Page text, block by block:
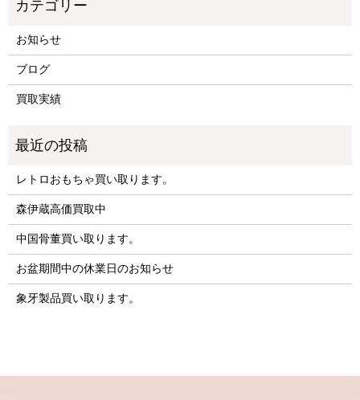
お知らせ
ブログ
買取実績
レトロおもちゃ買い取ります。
森伊蔵高価買取中
中国骨董買い取ります。
お盆期間中の休業日のお知らせ
象牙製品買い取ります。